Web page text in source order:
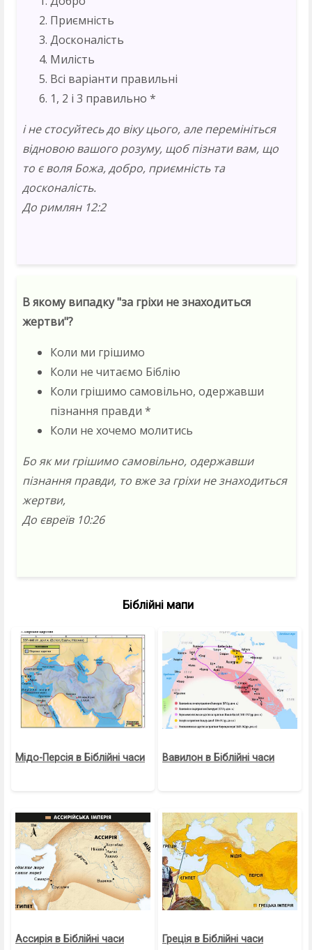
Приємність
Досконалість
Милість
Всі варіанти правильні
1, 2 і 3 правильно *
і не стосуйтесь до віку цього, але перемініться
відновою вашого розуму, щоб пізнати вам, що
то є воля Божа, добро, приємність та
досконалість.
До римлян 12:2
В якому випадку "за гріхи не знаходиться
жертви"?
Коли ми грішимо
Коли не читаємо Біблію
Коли грішимо самовільно, одержавши
пізнання правди *
Коли не хочемо молитись
Бо як ми грішимо самовільно, одержавши
пізнання правди, то вже за гріхи не знаходиться
жертви,
До євреїв 10:26
Біблійні мапи
Мідо-Персія в Біблійні часи Вавилон в Біблійні часи
Ассирія в Біблійні часи Греція в Біблійні часи